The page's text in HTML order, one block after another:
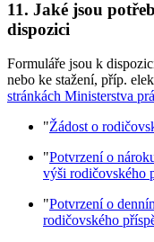
11. Jaké jsou
dispozici
Formuláře jsou k
nebo ke stažení, příp.
stránkách Ministerstva
"Žádost o
"Potvrzení o
výši rodičovského
"Potvrzení o
rodičovského